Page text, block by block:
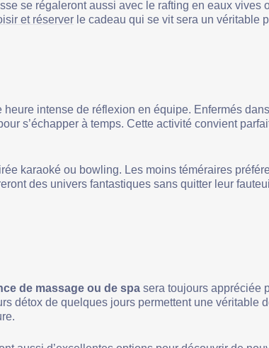
se régaleront aussi avec le rafting en eaux vives
et réserver le cadeau qui se vit sera un véritable
intense de réflexion en équipe. Enfermés dans
s’échapper à temps. Cette activité convient
karaoké ou bowling. Les moins téméraires
des univers fantastiques sans quitter leur
de massage ou de spa sera toujours appréciée
détox de quelques jours permettent une véritable